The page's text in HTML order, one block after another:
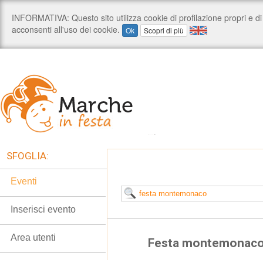
Festa
SFOGLIA:
Eventi
Inserisci evento
Area utenti